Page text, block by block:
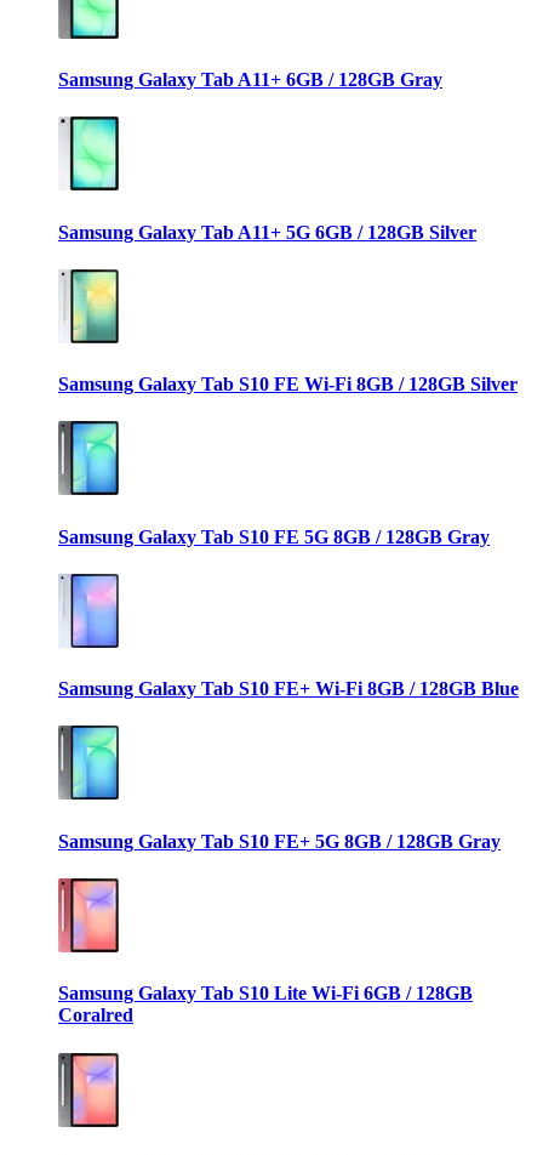
Samsung Galaxy Tab A11+ 6GB / 128GB Gray
Samsung Galaxy Tab A11+ 5G 6GB / 128GB Silver
Samsung Galaxy Tab S10 FE Wi-Fi 8GB / 128GB Silver
Samsung Galaxy Tab S10 FE 5G 8GB / 128GB Gray
Samsung Galaxy Tab S10 FE+ Wi-Fi 8GB / 128GB Blue
Samsung Galaxy Tab S10 FE+ 5G 8GB / 128GB Gray
Samsung Galaxy Tab S10 Lite Wi-Fi 6GB / 128GB
Coralred